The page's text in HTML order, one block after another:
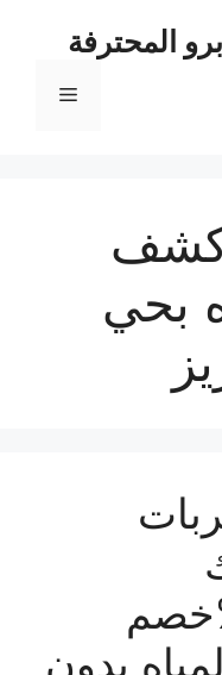
المحترفة
القائمة
كشف
بحي
بـ35%خصم
بدون